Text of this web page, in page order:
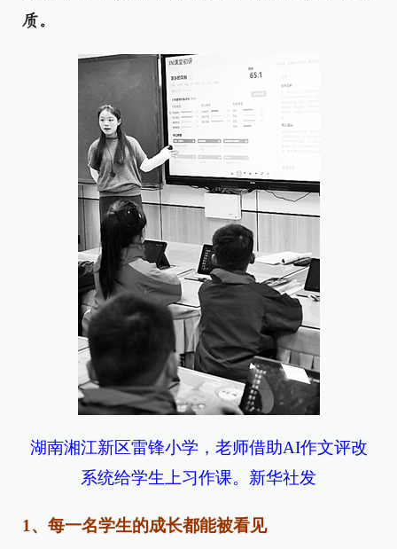
质。
湖南湘江新区雷锋小学，老师借助AI作文评改
系统给学生上习作课。新华社发
1、每一名学生的成长都能被看见